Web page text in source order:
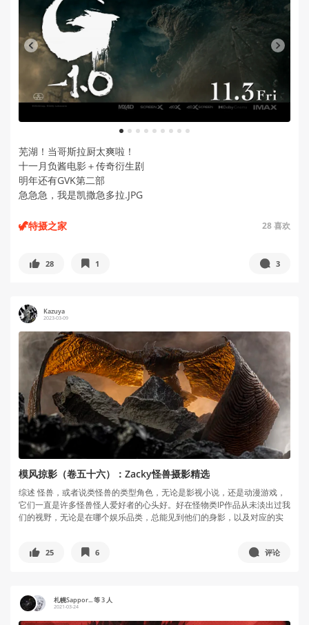
1 2 3 4 5 6 7 8 9
芜湖！当哥斯拉厨太爽啦！
十一月负酱电影＋传奇衍生剧
明年还有GVK第二部
急急急，我是凯撒急多拉.JPG
🦖特摄之家 28喜欢
28 1 3
Kazuya
2023-03-09
模风掠影（卷五十六）：Zacky怪兽摄影精选
综述 怪兽，或者说类怪兽的类型角色，无论是影视小说，还是动漫游戏，
它们一直是许多怪兽怪人爱好者的心头好。好在怪物类IP作品从未淡出过我
们的视野，无论是在哪个娱乐品类，总能见到他们的身影，以及对应的实
25 6 评论
札幌Sappor... 等 3 人
2021-03-24